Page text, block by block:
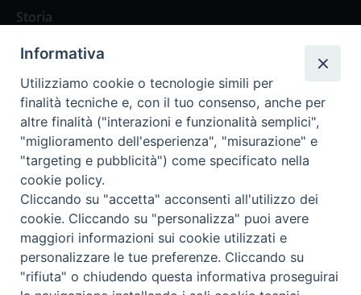
Storia
Abbonamenti
Abbonamento Annuale Digitale
Abbonamento Annuale Cartaceo
Abbonamento Singola Copia Digitale
Redazione: Pavia, Piazza Duomo 11 - tel. 0382.24736 -
amministrazione@ilticino.it - repossi@ilticino.it - P.
Informativa
Utilizziamo cookie o tecnologie simili per
finalità tecniche e, con il tuo consenso, anche per
altre finalità ("interazioni e funzionalità semplici",
"miglioramento dell'esperienza", "misurazione" e
"targeting e pubblicità") come specificato nella
cookie policy.
Cliccando su "accetta" acconsenti all'utilizzo dei
cookie. Cliccando su "personalizza" puoi avere
maggiori informazioni sui cookie utilizzati e
personalizzare le tue preferenze. Cliccando su
"rifiuta" o chiudendo questa informativa proseguirai